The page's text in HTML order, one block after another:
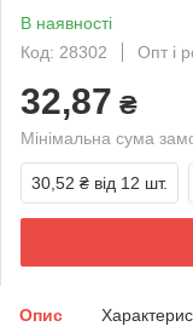
В наявності
Код: 28302
Опт і
32,87 ₴
Мінімальна сума
30,52 ₴ від 12 шт.
Опис